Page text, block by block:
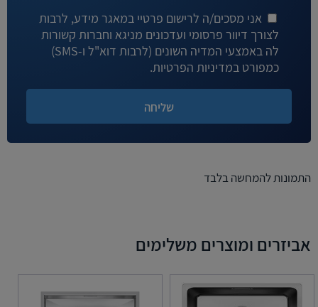
אני מסכים/ה לרישום פרטיי במאגר מידע, לרבות
לצורך דיוור פרסומי ועדכונים מניגא וחברות קשורות
לה באמצעי המדיה השונים (לרבות דוא"ל ו-SMS)
כמפורט במדיניות הפרטיות.
התמונות להמחשה בלבד
אביזרים ומוצרים משלימים